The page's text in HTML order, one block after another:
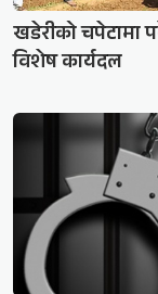
खडेरीको चपेटामा
विशेष कार्यदल